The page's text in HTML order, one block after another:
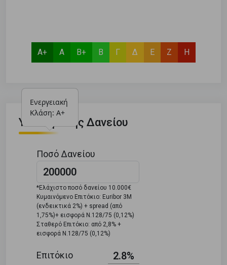
Α+
Ενεργειακή
Κλάση: Α+
Α Β+ Β Γ Δ Ε Ζ Η
Υπολογιστής Δανείου
Ποσό Δανείου
*Ελάχιστο ποσό δανείου 10.000€
Κυμαινόμενο Επιτόκιο: Euribor 3M
(ενδεικτικά 2%) + spread (από
1,75%)+ εισφορά Ν.128/75 (0,12%)
Σταθερό Επιτόκιο: από 2,8% +
εισφορά Ν.128/75 (0,12%)
Επιτόκιο 2.8%